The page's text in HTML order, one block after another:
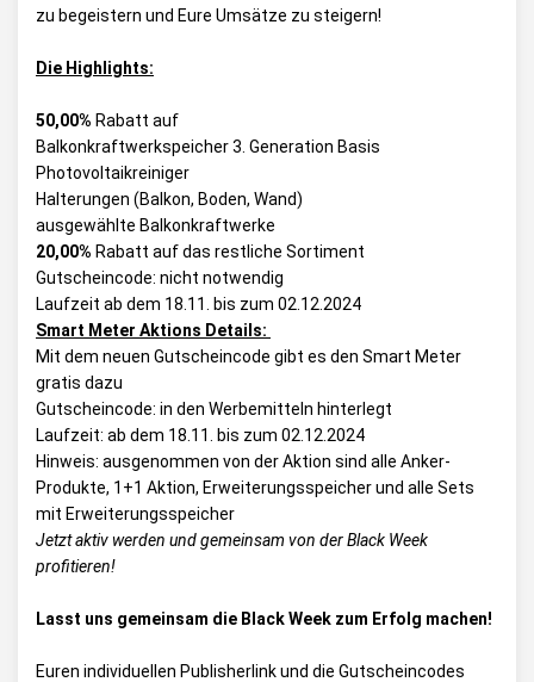
zu begeistern und Eure Umsätze zu steigern!
Die Highlights:
50,00% Rabatt auf
Balkonkraftwerkspeicher 3. Generation Basis
Photovoltaikreiniger
Halterungen (Balkon, Boden, Wand)
ausgewählte Balkonkraftwerke
20,00% Rabatt auf das restliche Sortiment
Gutscheincode: nicht notwendig
Laufzeit ab dem 18.11. bis zum 02.12.2024
Smart Meter Aktions Details:
Mit dem neuen Gutscheincode gibt es den Smart Meter
gratis dazu
Gutscheincode: in den Werbemitteln hinterlegt
Laufzeit: ab dem 18.11. bis zum 02.12.2024
Hinweis: ausgenommen von der Aktion sind alle Anker-
Produkte, 1+1 Aktion, Erweiterungsspeicher und alle Sets
mit Erweiterungsspeicher
Jetzt aktiv werden und gemeinsam von der Black Week
profitieren!
Lasst uns gemeinsam die Black Week zum Erfolg machen!
Euren individuellen Publisherlink und die Gutscheincodes